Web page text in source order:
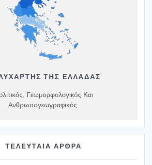
ΤΗΣ ΕΛΛΆΔΑΣ
Γεωμορφολογικός Και
Ανθρωπογεωγραφικός.
ΤΕΛΕΥΤΑΙΑ ΑΡΘΡΑ